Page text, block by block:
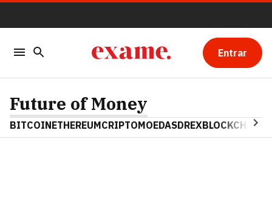
Entrar
Future of Money
BITCOINETHEREUMCRIPTOMOEDASDREXBLOCKCHAIN